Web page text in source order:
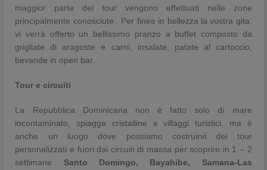
maggior parte dei tour vengono effettuati nelle zone
principalmente conosciute. Per finire in bellezza la vostra gita,
vi verrà offerto un bellissimo pranzo a buffet composto da
grigliate di aragoste e carni, insalate, patate al cartoccio,
bevande in open bar.
Tour e circuiti
La Repubblica Dominicana non è fatto solo di mare
incontaminato, spiagge cristalline e villaggi turistici, ma è
anche un luogo dove possiamo costruirvi dei tour
personalizzati e fuori dai circuiti di massa per scoprire in 1 – 2
settimane Santo Domingo, Bayahibe, Samana-Las